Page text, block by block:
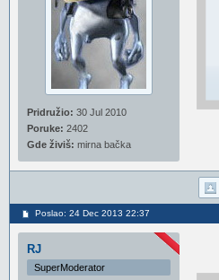
Pridružio: 30 Jul 2010
Poruke: 2402
Gde živiš: mirna bačka
Poslao: 24 Dec 2013 22:37
RJ
SuperModerator